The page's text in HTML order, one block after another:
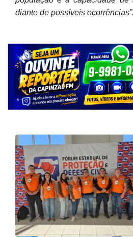
diante de possíveis ocorrências”.